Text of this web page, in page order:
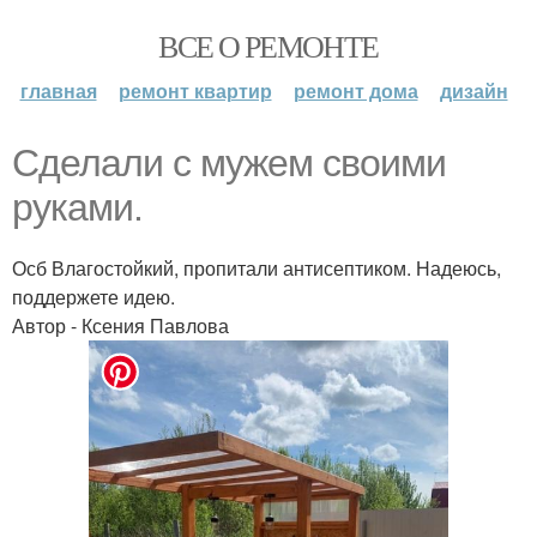
ВСЕ О РЕМОНТЕ
главная ремонт квартир ремонт дома дизайн
Сделали с мужем своими
руками.
Осб Влагостойкий, пропитали антисептиком. Надеюсь,
поддержете идею.
Автор - Ксения Павлова